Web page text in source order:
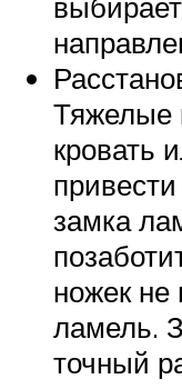
Тяжелые
кровать
замка
ножек не
ламель.
точный